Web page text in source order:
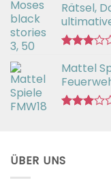
3.02
von 5
Rätsel,
mit
3.00
von 5
Mattel
ÜBER UNS